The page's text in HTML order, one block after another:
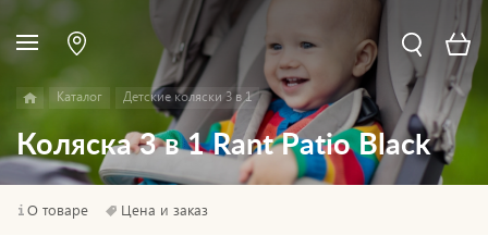
Каталог Детские коляски 3 в 1
Коляска 3 в 1 Rant Patio Black
О товаре Цена и заказ